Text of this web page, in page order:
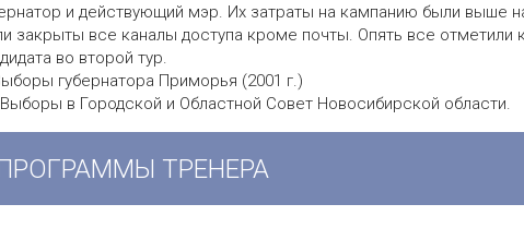
и действующий мэр. Их затраты на кампанию были выше
закрыты все каналы доступа кроме почты. Опять все отметили
во второй тур.
губернатора Приморья (2001 г.)
в Городской и Областной Совет Новосибирской области.
ТРЕНЕРА